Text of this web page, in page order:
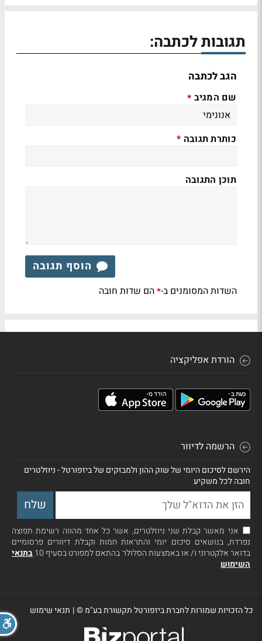
תגובות לכתבה:
הגב לכתבה
שם המגיב *
כותרת תגובה *
תוכן התגובה
הוסף תגובה
השדות המסומנים ב-*הם שדות חובה
הורדת אפליקציה
הרשמה לדיוור
הירשם לסיכום היומי של שוק ההון ולמבזקים של ביזפורטל - ניוזלטרים
חובה לכל משקיע
אני מאשר קבלת שני ניוזלטרים, אשר כל אחד מהווה רשימת תפוצה
נפרדת, בנושאים סיכום יומי והתראות חמות וקבלת דיוורים פרסומיים
בדואר אלקטרוני ו/ או באמצעות הסלולר בהתאם למפורט בסעיף 10
בתנאי
השימוש
כל הזכויות שמורות לחברת ביזפורטל תקשורת בע"מ ©| תנאי שימוש